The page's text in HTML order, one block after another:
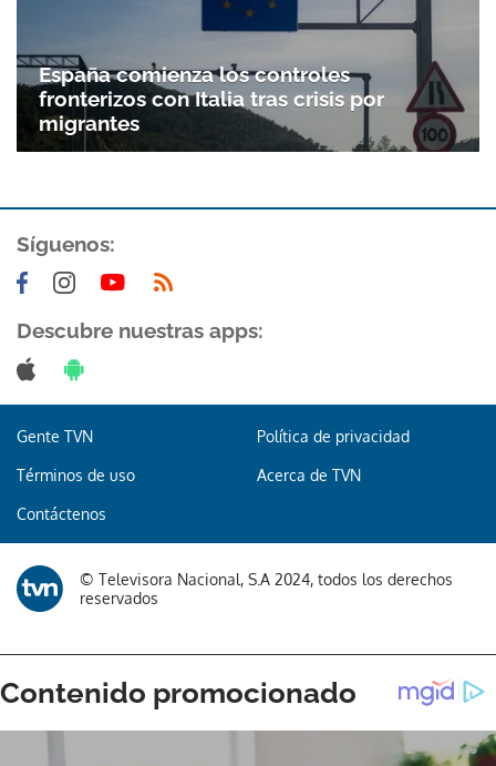
Gracias por suscribirte a nuestro boletín.
España comienza los controles
fronterizos con Italia tras crisis por
migrantes
Síguenos:
Descubre nuestras apps:
Gente TVN Política de privacidad
Términos de uso Acerca de TVN
Contáctenos
© Televisora Nacional, S.A 2024, todos los derechos
reservados